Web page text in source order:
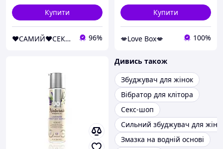
Купити
❤️САМИЙ❤️СЕКСУАЛЬНИЙ❤️МАГАЗИН❤️ 96%
Купити
💋Love Box💋 100%
Дивись також
Збуджувач для жінок
Вібратор для клітора
Секс-шоп
Сильний збуджувач для
Змазка на водній основі